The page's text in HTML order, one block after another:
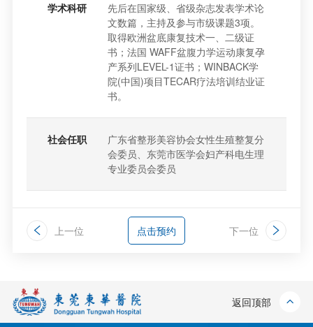
学术科研
先后在国家级、省级杂志发表学术论
文数篇，主持及参与市级课题3项。
取得欧洲盆底康复技术一、二级证
书；法国 WAFF盆腹力学运动康复孕
产系列LEVEL-1证书；WINBACK学
院(中国)项目TECAR疗法培训结业证
书。
社会任职
广东省整形美容协会女性生殖整复分
会委员、东莞市医学会妇产科电生理
专业委员会委员
上一位 点击预约 下一位
返回顶部